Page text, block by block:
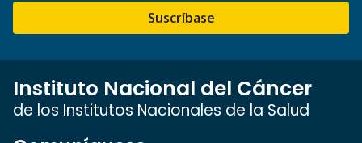
Suscríbase
Instituto Nacional del Cáncer
de los Institutos Nacionales de la Salud